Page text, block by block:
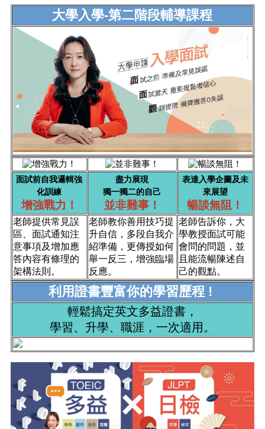
大學入學-第二階段輔導課程
面試前自我邏輯強
化訓練
增強戰力！
盡力展現
獨一獨二的自己
並非難事！
表達入學企圖及未
來展望
暢談無阻！
老師提供常見誤
區、面試通知注
意事項及增加應
答內容有條理的
架構法則。
老師教你善用技巧提
升自信，多段自我介
紹準備，更傳授如何
舉一反三，增強臨場
反應。
老師告訴你，大
學教授面試可能
會問的問題，並
且能流暢陳述自
己的觀點。
利用證書豐富你的學習歷程 !
輕鬆搞定英文多益證書，
學習、升學、職涯，一次適用。